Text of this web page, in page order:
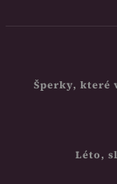
Šperky, které
Léto,